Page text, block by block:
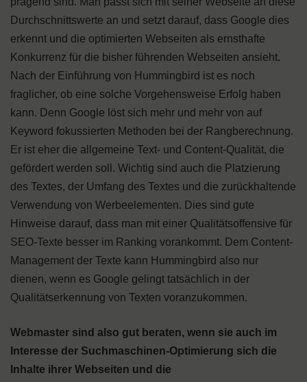
Durchschnittswerte an und setzt darauf, dass Google dies
erkennt und die optimierten Webseiten als ernsthafte
Konkurrenz für die bisher führenden Webseiten ansieht.
Nach der Einführung von Hummingbird ist es noch
fraglicher, ob eine solche Vorgehensweise Erfolg haben
kann. Denn Google löst sich mehr und mehr von auf
Keyword fokussierten Methoden bei der Rangberechnung.
Er ist eher die allgemeine Text- und Content-Qualität, die
gefördert werden soll. Wichtig sind auch die Platzierung
des Textes, der Umfang des Textes und die zurückhaltende
Verwendung von Werbeelementen. Dies sind gute
Hinweise darauf, dass man mit einer Qualitätsoffensive für
SEO-Texte besser im Ranking vorankommt. Dem Content-
Management der Texte kann Hummingbird also nur
dienen, wenn es Google gelingt tatsächlich in der
Qualitätserkennung von Texten voranzukommen.
Webmaster sind also gut beraten, wenn sie auch im
Interesse der Suchmaschinen-Optimierung sich die
Inhalte ihrer Webseiten und die